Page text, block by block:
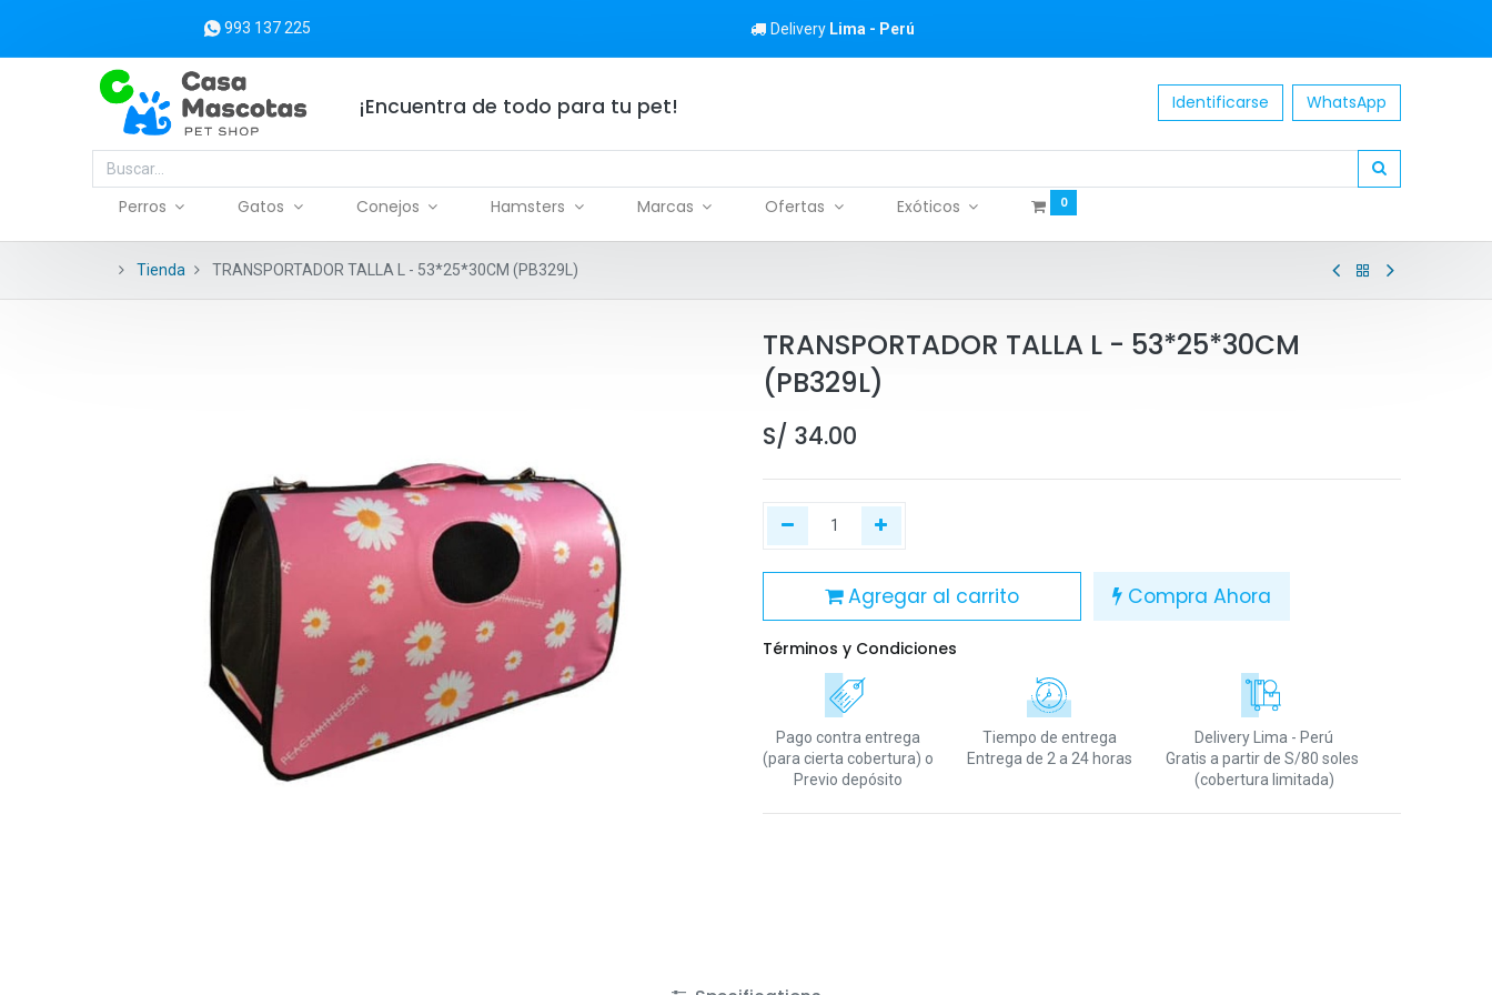
993 137 225 Delivery Lima - Perú
¡Encuentra de todo para tu pet! Identificarse WhatsApp
Perros Gatos Conejos Hamsters Marcas Ofertas Exóticos 0
Tienda TRANSPORTADOR TALLA L - 53*25*30CM (PB329L)
TRANSPORTADOR TALLA L - 53*25*30CM
(PB329L)
S/ 34.00
Agregar al carrito Compra Ahora
Términos y Condiciones
Pago contra entrega
(para cierta cobertura) o
Previo depósito
Tiempo de entrega
Entrega de 2 a 24 horas
Delivery Lima - Perú
Gratis a partir de S/80 soles
(cobertura limitada)